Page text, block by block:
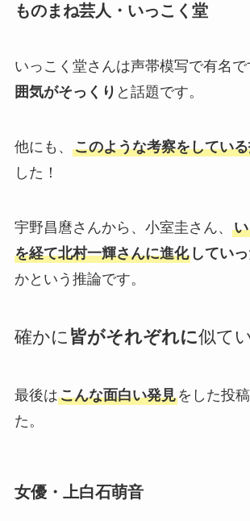
ものまね芸人・いっこく堂
いっこく堂さんは声帯模写で有名で
囲気がそっくり と話題です。
他にも、 このような考察をしてい
した！
宇野昌麿さんから、小室圭さん、
を経て北村一輝さんに進化してい
かという推論です。
確かに 皆がそれぞれに似て
最後はこんな面白い発見をした投
た。
女優・上白石萌音